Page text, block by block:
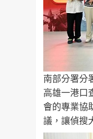
南部分署分
高雄一港口
會的專業協
議，讓偵搜